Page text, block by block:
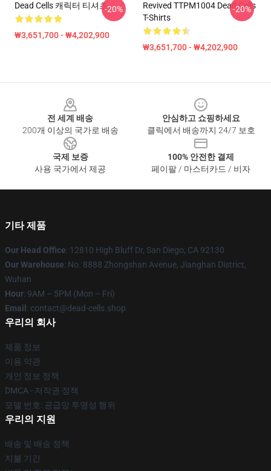
Dead Cells 캐릭터 티셔츠
₩3,651,700 - ₩4,202,900
-20%
Revived TTPM1004 Dead Cells
T-Shirts
₩3,651,700 - ₩4,202,900
-20%
전 세계 배송
200개 이상의 국가로 배송
안심하고 쇼핑하세요
클릭에서 배송까지 24/7 보호
국제 보증
사용 국가에서 제공
100% 안전한 결제
페이팔 / 마스터카드 / 비자
기타 제품
Our Head Office: 12810 High Bluff Dr, San Diego, CA 92130
Our Warehouse: No. 8888 Zhongshan Avenue, Jianghan District,
Wuhan
Hour: 9AM – 5PM (Mon – Fri)
Email : contact@dead-cells.shop
우리의 회사
제품 정보
이용 약관
개인 정보 정책
DMCA - 저작권 정책
모델 번호: 공급망 투명성 행위
우리의 지원
배송 및 배송 정책
지불 기간